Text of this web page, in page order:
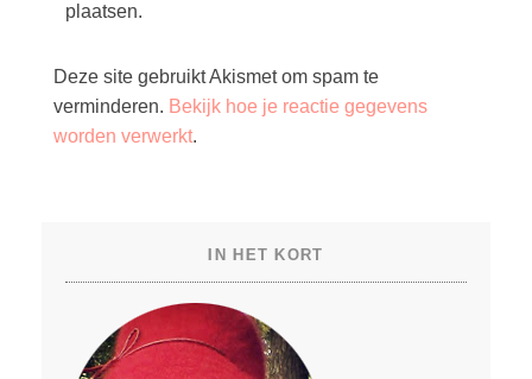
plaatsen.
Deze site gebruikt Akismet om spam te
verminderen. Bekijk hoe je reactie gegevens
worden verwerkt.
IN HET KORT